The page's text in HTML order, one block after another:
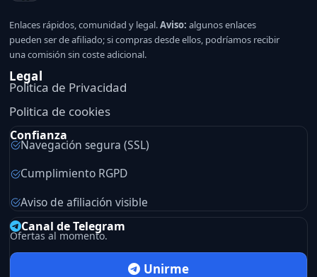
Enlaces rápidos, comunidad y legal.Aviso: algunos enlaces
pueden ser de afiliado; si compras desde ellos, podríamos recibir
una comisión sin coste adicional.
Legal
Politica de Privacidad
Politica de cookies
Confianza
Navegación segura (SSL)
Cumplimiento RGPD
Aviso de afiliación visible
Canal de Telegram
Ofertas al momento.
Unirme